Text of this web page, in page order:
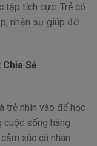
tập tích cực. Trẻ có
nhận sự giúp đỡ
Sẻ
trẻ nhìn vào để học
cuộc sống hàng
xúc cá nhân